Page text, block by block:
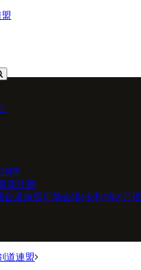
等
業計画
合道練習可能会場(令和7年9月
道連盟